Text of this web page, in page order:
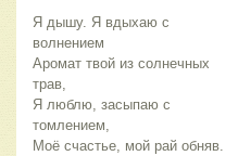
Я дышу. Я вдыхаю с
волнением
Аромат твой из солнечных
трав,
Я люблю, засыпаю с
томлением,
Моё счастье, мой рай обняв.